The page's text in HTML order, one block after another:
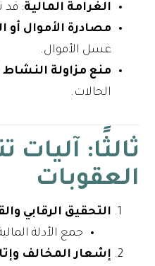
الغرامة المالية: قد
مصادرة الأموال أو
غسل الأموال.
منع مزاولة النشاط
الحالات.
ثالثًا: آليات
العقوبات
التحقيق الرقابي
جمع الأدلة
إشعار المخالف